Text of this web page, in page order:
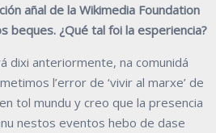
añal de la Wikimedia Foundation
beques. ¿Qué tal foi la esperiencia?
dixi anteriormente, na comunidá
l’error de ‘vivir al marxe’ de
tol mundu y creo que la presencia
nestos eventos hebo de dase